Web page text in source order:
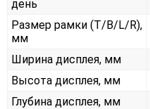
день
Размер рамки (T/B/L/R),
мм
Ширина дисплея, мм
Высота дисплея, мм
Глубина дисплея, мм